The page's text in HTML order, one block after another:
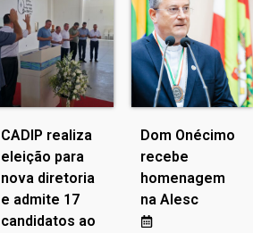
CADIP realiza
eleição para
nova diretoria
e admite 17
candidatos ao
Dom Onécimo
recebe
homenagem
na Alesc